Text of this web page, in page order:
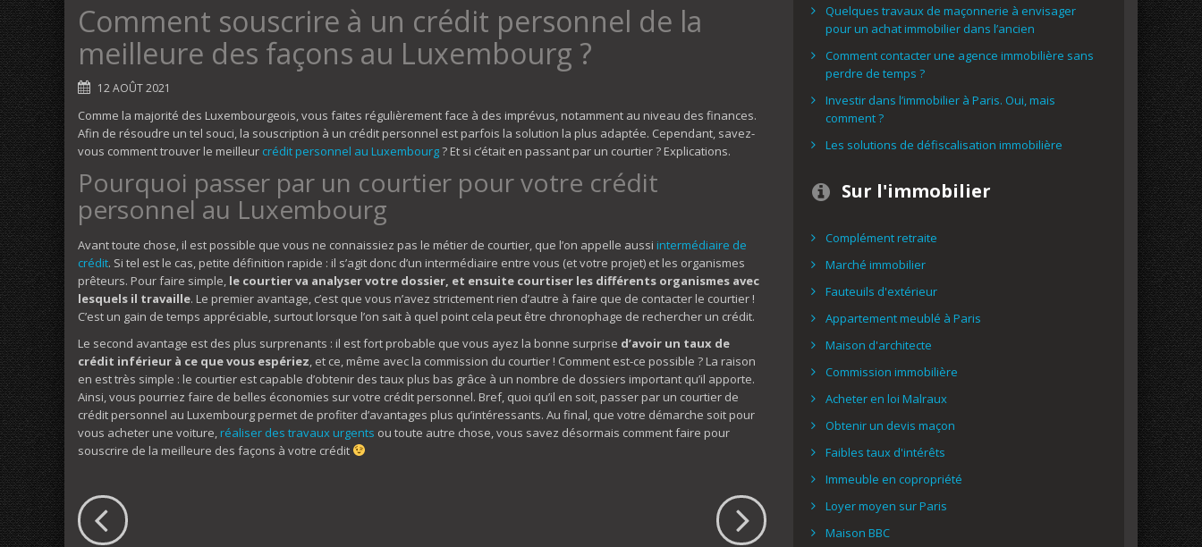
Comment souscrire à un crédit personnel de la
meilleure des façons au Luxembourg ?
12 AOÛT 2021
Comme la majorité des Luxembourgeois, vous faites régulièrement face à des imprévus, notamment au niveau des finances.
Afin de résoudre un tel souci, la souscription à un crédit personnel est parfois la solution la plus adaptée. Cependant, savez-
vous comment trouver le meilleur crédit personnel au Luxembourg? Et si c’était en passant par un courtier ? Explications.
Pourquoi passer par un courtier pour votre crédit
personnel au Luxembourg
Avant toute chose, il est possible que vous ne connaissiez pas le métier de courtier, que l’on appelle aussi intermédiaire de
crédit. Si tel est le cas, petite définition rapide : il s’agit donc d’un intermédiaire entre vous (et votre projet) et les organismes
prêteurs. Pour faire simple, le courtier va analyser votre dossier, et ensuite courtiser les différents organismes avec
lesquels il travaille. Le premier avantage, c’est que vous n’avez strictement rien d’autre à faire que de contacter le courtier !
C’est un gain de temps appréciable, surtout lorsque l’on sait à quel point cela peut être chronophage de rechercher un crédit.
Le second avantage est des plus surprenants : il est fort probable que vous ayez la bonne surprise d’avoir un taux de
crédit inférieur à ce que vous espériez, et ce, même avec la commission du courtier ! Comment est-ce possible ? La raison
en est très simple : le courtier est capable d’obtenir des taux plus bas grâce à un nombre de dossiers important qu’il apporte.
Ainsi, vous pourriez faire de belles économies sur votre crédit personnel. Bref, quoi qu’il en soit, passer par un courtier de
crédit personnel au Luxembourg permet de profiter d’avantages plus qu’intéressants. Au final, que votre démarche soit pour
vous acheter une voiture, réaliser des travaux urgents ou toute autre chose, vous savez désormais comment faire pour
souscrire de la meilleure des façons à votre crédit
Quelques travaux de maçonnerie à envisager
pour un achat immobilier dans l’ancien
Comment contacter une agence immobilière sans
perdre de temps ?
Investir dans l’immobilier à Paris. Oui, mais
comment ?
Les solutions de défiscalisation immobilière
Sur l'immobilier
Complément retraite
Marché immobilier
Fauteuils d'extérieur
Appartement meublé à Paris
Maison d'architecte
Commission immobilière
Acheter en loi Malraux
Obtenir un devis maçon
Faibles taux d'intérêts
Immeuble en copropriété
Loyer moyen sur Paris
Maison BBC